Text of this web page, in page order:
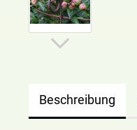
Beschreibung